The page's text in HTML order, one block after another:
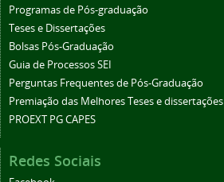
Programas de Pós-graduação
Teses e Dissertações
Bolsas Pós-Graduação
Guia de Processos SEI
Perguntas Frequentes de Pós-Graduação
Premiação das Melhores Teses e dissertações
PROEXT PG CAPES
Redes Sociais